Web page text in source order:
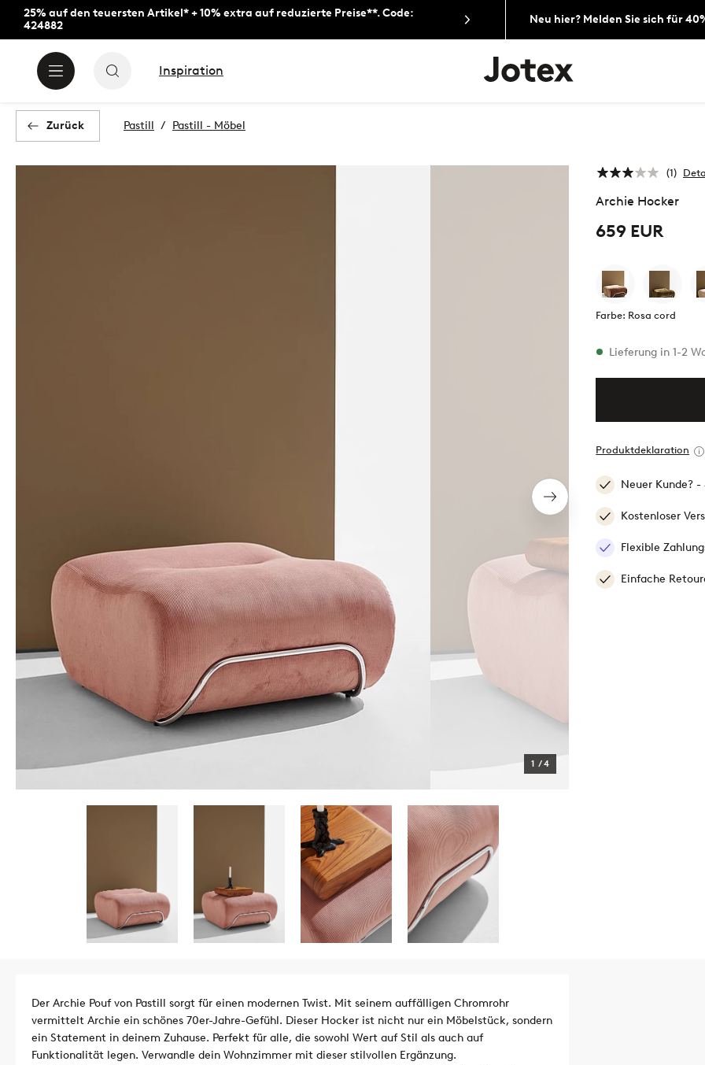
25% auf den teuersten Artikel* + 10% extra auf reduzierte Preise**. Code:
424882
Neu hier? Melden Sie sich für
Inspiration
Jotex-
Logo
Zurück Pastill Pastill - Möbel
Nächstes
Produkt
1 /4
1
Archie Hocker
659 EUR
Farbe: Rosa cord
Vorrätig
Lieferung in 1-2
Produktdeklaration
Neuer Kunde? -
Kostenloser
Flexible
Einfache
Der Archie Pouf von Pastill sorgt für einen modernen Twist. Mit seinem auffälligen Chromrohr
vermittelt Archie ein schönes 70er-Jahre-Gefühl. Dieser Hocker ist nicht nur ein Möbelstück, sondern
ein Statement in deinem Zuhause. Perfekt für alle, die sowohl Wert auf Stil als auch auf
Funktionalität legen. Verwandle dein Wohnzimmer mit dieser stilvollen Ergänzung.